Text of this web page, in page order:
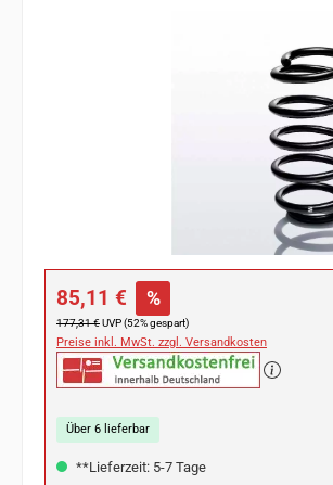
Verkaufspreis:
85,11 € %
Regulärer Preis:
177,31 €UVP (52% gespart)
Preise inkl. MwSt. zzgl. Versandkosten
Über 6 lieferbar
**Lieferzeit: 5-7 Tage